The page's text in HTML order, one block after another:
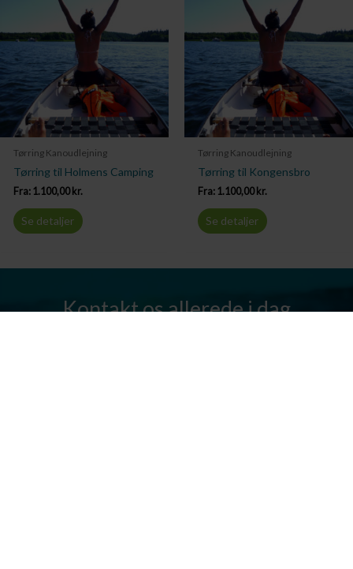
Tørring Kanoudlejning
Tørring til Holmens Camping
Fra: 1.100,00kr.
Se detaljer
Tørring Kanoudlejning
Tørring til Kongensbro
Fra: 1.100,00kr.
Se detaljer
Kontakt os allerede i dag